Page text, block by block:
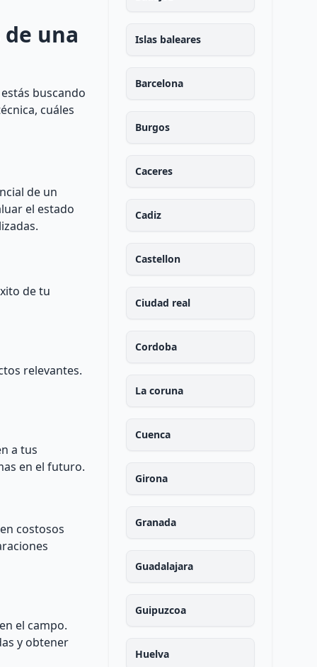
una
buscando
cuáles
de un
el estado
de tu
relevantes.
a tus
en el futuro.
costosos
el campo.
y obtener
Islas baleares
Barcelona
Burgos
Caceres
Cadiz
Castellon
Ciudad real
Cordoba
La coruna
Cuenca
Girona
Granada
Guadalajara
Guipuzcoa
Huelva